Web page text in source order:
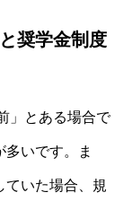
奨学金制度
」とある場合で
いです。ま
ていた場合、規